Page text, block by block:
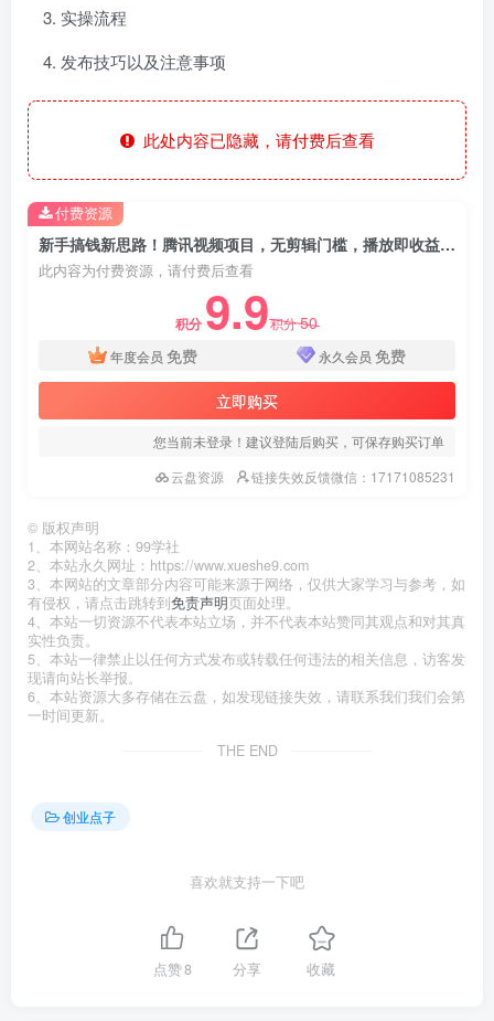
实操流程
发布技巧以及注意事项
此处内容已隐藏，请付费后查看
新手搞钱新思路！腾讯视频项目，无剪辑门槛，播放即收益，轻松日入300+
此内容为付费资源，请付费后查看
积分 9.9积分50
年度会员 免费 永久会员 免费
立即购买
您当前未登录！建议登陆后购买，可保存购买订单
云盘资源
链接失效反馈微信：17171085231
付费资源
© 版权声明
1、本网站名称：99学社
2、本站永久网址：https://www.xueshe9.com
3、本网站的文章部分内容可能来源于网络，仅供大家学习与参考，如
有侵权，请点击跳转到免责声明页面处理。
4、本站一切资源不代表本站立场，并不代表本站赞同其观点和对其真
实性负责。
5、本站一律禁止以任何方式发布或转载任何违法的相关信息，访客发
现请向站长举报。
6、本站资源大多存储在云盘，如发现链接失效，请联系我们我们会第
一时间更新。
THE END
创业点子
喜欢就支持一下吧
点赞8 分享 收藏